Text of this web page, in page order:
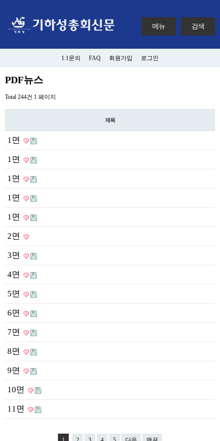
메뉴 검색
1:1문의 FAQ 회원가입 로그인
PDF뉴스
Total 244건 1 페이지
제목
1면
1면
1면
1면
1면
2면
3면
4면
5면
6면
7면
8면
9면
10면
11면